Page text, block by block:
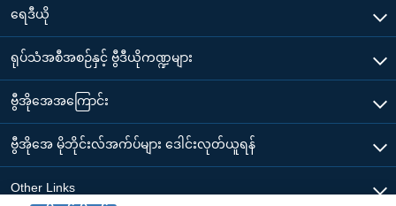
ရေဒီယို
ရုပ်သံအစီအစဉ်နှင့် ဗွီဒီယိုကဏ္ဍများ
ဗွီအိုအေအကြောင်း
ဗွီအိုအေ မိုဘိုင်းလ်အက်ပ်များ ဒေါင်းလုတ်ယူရန်
Other Links